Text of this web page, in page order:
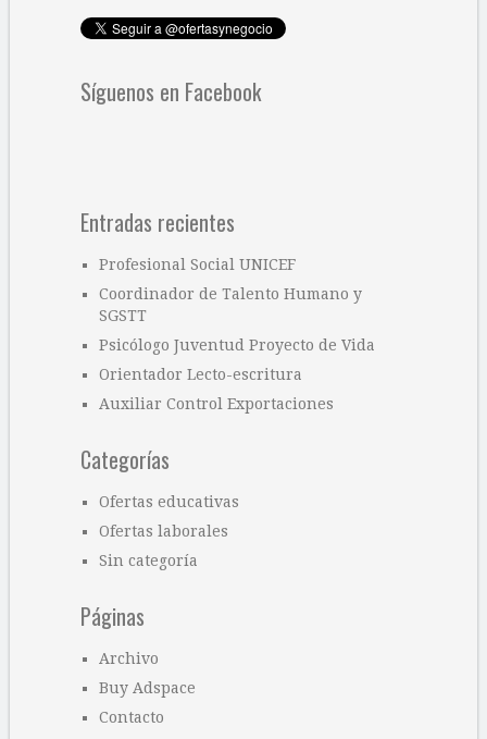
Síguenos en Facebook
Entradas recientes
Profesional Social UNICEF
Coordinador de Talento Humano y
SGSTT
Psicólogo Juventud Proyecto de Vida
Orientador Lecto-escritura
Auxiliar Control Exportaciones
Categorías
Ofertas educativas
Ofertas laborales
Sin categoría
Páginas
Archivo
Buy Adspace
Contacto